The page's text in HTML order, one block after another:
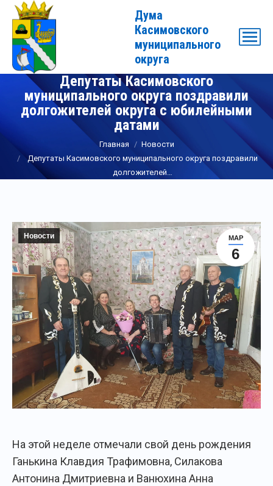
Дума
Касимовского
муниципального
округа
Депутаты Касимовского
муниципального округа поздравили
долгожителей округа с юбилейными
датами
Вы здесь: Главная
Новости
Депутаты Касимовского муниципального округа поздравили
долгожителей…
МАР
6
Новости
На этой неделе отмечали свой день рождения
Ганькина Клавдия Трафимовна, Силакова
Антонина Дмитриевна и Ванюхина Анна